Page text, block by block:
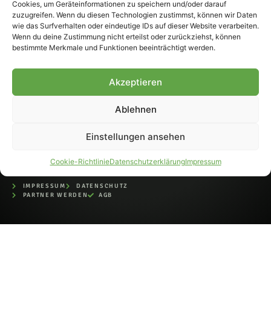
Cookies, um Geräteinformationen zu speichern und/oder darauf
zuzugreifen. Wenn du diesen Technologien zustimmst, können wir Daten
wie das Surfverhalten oder eindeutige IDs auf dieser Website verarbeiten.
Wenn du deine Zustimmung nicht erteilst oder zurückziehst, können
bestimmte Merkmale und Funktionen beeinträchtigt werden.
Akzeptieren
Ablehnen
Einstellungen ansehen
Cookie-RichtlinieDatenschutzerklärungImpressum
© 2007-2026 Fohlen-Hautnah.de
– Alle rechte vorbehalten.
Fohlen-Hautnah.de ist ein
offiziell eingetragenes Magazin
IMPRESSUM
DATENSCHUTZ
PARTNER WERDEN
AGB